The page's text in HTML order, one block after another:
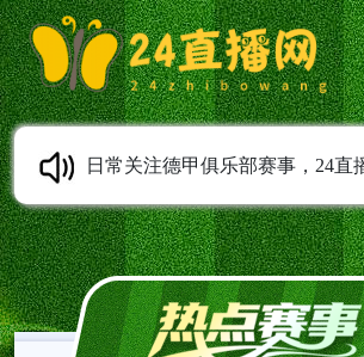
日常关注德甲俱乐部赛事，24直
甲直播内容。德甲高清直播支持
程无需安装任何插件。平台实时